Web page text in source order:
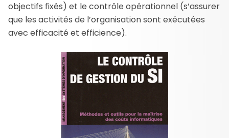
objectifs fixés) et le contrôle opérationnel (s’assurer
que les activités de l’organisation sont exécutées
avec efficacité et efficience).